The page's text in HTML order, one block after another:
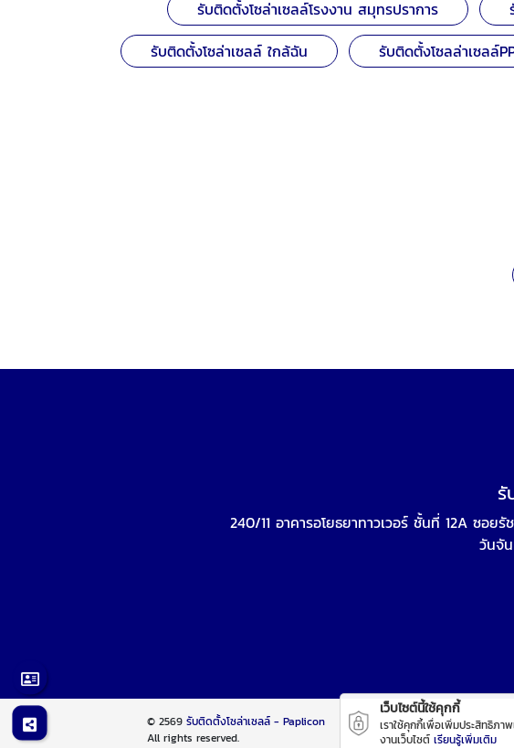
รับติดตั้งโซล่าเซลล์โรงงาน สมุทรปราการ
รับติดตั้งโซล่าเซลล์ ใกล้ฉัน
รับติดตั้งโซลล่าเซลล์
รั
240/11 อาคารอโยธยาทาวเวอร์ ชั้นที่ 12A ซอ
วันจั
© 2569รับติดตั้งโซล่าเซลล์ - Paplicon
All rights reserved.
เว็บไซต์นี้ใช้คุกกี้
เราใช้คุกกี้เพื่อเพิ่มประสิทธิภ
งานเว็บไซต์ เรียนรู้เพิ่มเติม